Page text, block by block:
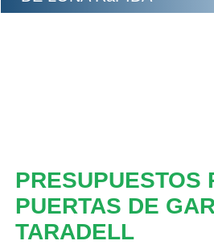
PRESUPUESTOS
PUERTAS DE
TARADELL